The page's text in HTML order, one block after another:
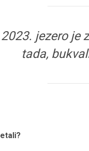
jezero je
tada,